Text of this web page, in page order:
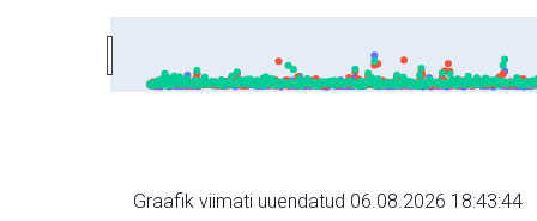
Graafik viimati uuendatud 06.08.2026 18:43:44